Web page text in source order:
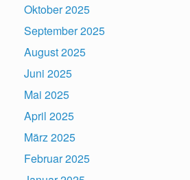
Oktober 2025
September 2025
August 2025
Juni 2025
Mai 2025
April 2025
März 2025
Februar 2025